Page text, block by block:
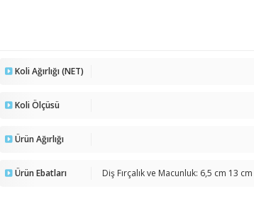
Koli Ağırlığı (NET)
Koli Ölçüsü
Ürün Ağırlığı
Ürün Ebatları Diş Fırçalık ve Macunluk: 6,5 cm 13 cm